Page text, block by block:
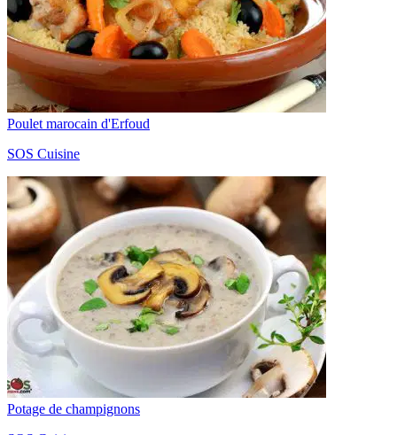
Poulet marocain d'Erfoud
SOS Cuisine
Potage de champignons